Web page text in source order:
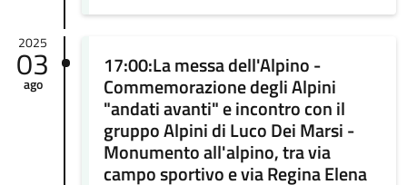
2025
03
ago
17:00:La messa dell'Alpino -
Commemorazione degli Alpini
"andati avanti" e incontro con il
gruppo Alpini di Luco Dei Marsi -
Monumento all'alpino, tra via
campo sportivo e via Regina Elena